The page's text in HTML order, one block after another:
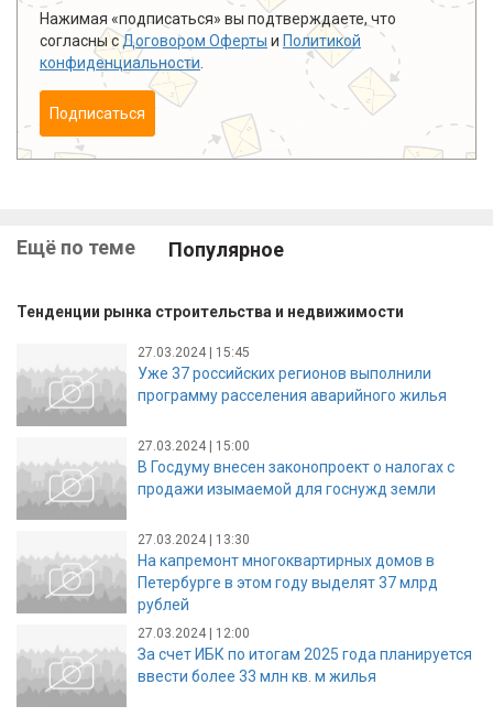
Нажимая «подписаться» вы подтверждаете, что
согласны сДоговором Оферты и Политикой
конфиденциальности
Подписаться
Ещё по теме Популярное
Тенденции рынка строительства и недвижимости
27.03.2024 | 15:45
Уже 37 российских регионов выполнили
программу расселения аварийного жилья
27.03.2024 | 15:00
В Госдуму внесен законопроект о налогах с
продажи изымаемой для госнужд земли
27.03.2024 | 13:30
На капремонт многоквартирных домов в
Петербурге в этом году выделят 37 млрд
рублей
27.03.2024 | 12:00
За счет ИБК по итогам 2025 года планируется
ввести более 33 млн кв. м жилья